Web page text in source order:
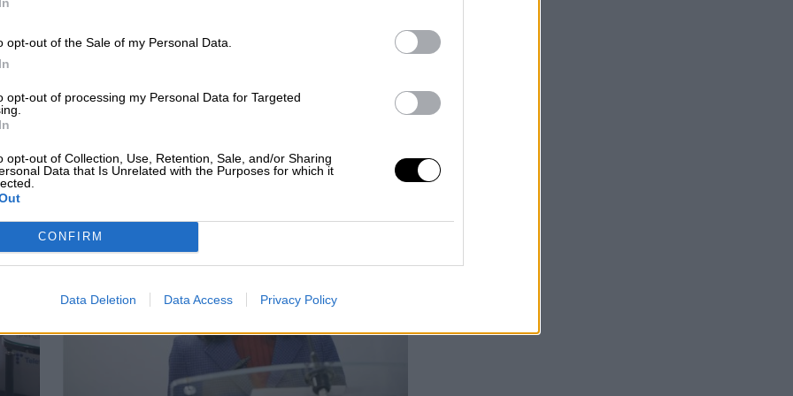
opt-out of the Sale of my Personal Data.
opt-out of processing my Personal Data for Targeted
opt-out of Collection, Use, Retention, Sale, and/or Sharing
Data that Is Unrelated with the Purposes for which it
CONFIRM
Data Deletion Data Access Privacy Policy
americano de la
dos Congresos